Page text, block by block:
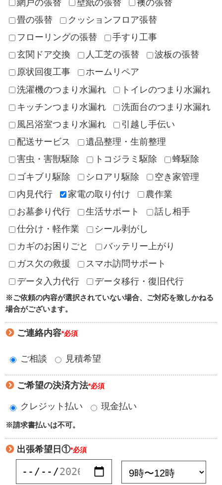
網戸の張替 壁紙の張替
襖の張替
畳の張替
クッションフロア張替
フローリングの張替
手すり工事
玄関ドア交換
人工芝の張替
波板の張替
原状回復工事
ホームリペア
洗濯機のつまり水漏れ
トイレのつまり水漏れ
キッチンつまり水漏れ
洗面台のつまり水漏れ
風呂浴室つまり水漏れ
引越し手伝い
配送サービス
遺品整理・生前整理
害虫・害獣駆除
トコジラミ駆除
蜂駆除
ゴキブリ駆除
シロアリ駆除
空き家管理
内見代行
家電の取り付け
農作業
お墓参り代行
生活サポート
話し相手
仕分け・軽作業
シール剥がし
カギのお困りごと
バッテリー上がり
ガス欠の救援
スマホ訪問サポート
データ入力代行
データ移行・復旧代行
※ご依頼の内容が選択されていない場合、ご対応を致しかねる
場合がございます。
ご連絡内容*必須
ご相談 見積希望
ご希望の決済方法*必須
クレジット払い 現金払い
※請求書払いは不可。
出張希望日①*必須